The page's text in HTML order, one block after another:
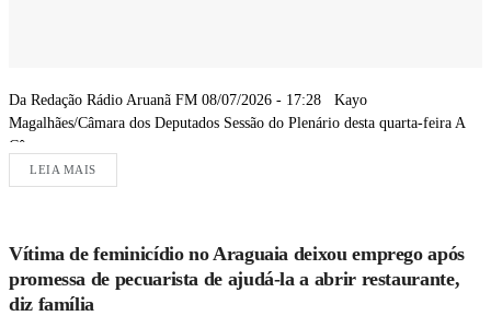
Da Redação Rádio Aruanã FM 08/07/2026 - 17:28 Kayo
Magalhães/Câmara dos Deputados Sessão do Plenário desta quarta-feira A
Câmara...
LEIA MAIS
Vítima de feminicídio no Araguaia deixou emprego após
promessa de pecuarista de ajudá-la a abrir restaurante,
diz família